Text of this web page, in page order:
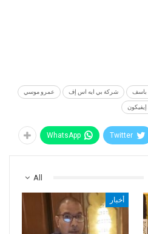
باسف شركة بي ايه اس إف عمرو موسي
إيفيكون
Twitter
WhatsApp
All
أخبار